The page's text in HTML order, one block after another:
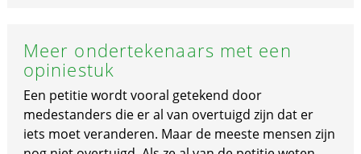
Meer ondertekenaars met een
opiniestuk
Een petitie wordt vooral getekend door
medestanders die er al van overtuigd zijn dat er
iets moet veranderen. Maar de meeste mensen zijn